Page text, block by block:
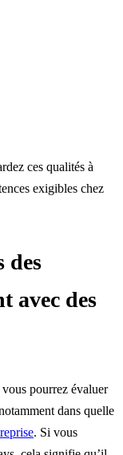
ces qualités à
exigibles chez
des
avec des
vous pourrez évaluer
dans quelle
. Si vous